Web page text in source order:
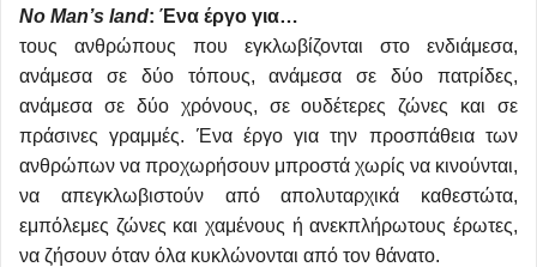
No Man’s land: Ένα έργο για…
τους ανθρώπους που εγκλωβίζονται στο ενδιάμεσα,
ανάμεσα σε δύο τόπους, ανάμεσα σε δύο πατρίδες,
ανάμεσα σε δύο χρόνους, σε ουδέτερες ζώνες και σε
πράσινες γραμμές. Ένα έργο για την προσπάθεια των
ανθρώπων να προχωρήσουν μπροστά χωρίς να κινούνται,
να απεγκλωβιστούν από απολυταρχικά καθεστώτα,
εμπόλεμες ζώνες και χαμένους ή ανεκπλήρωτους έρωτες,
να ζήσουν όταν όλα κυκλώνονται από τον θάνατο.